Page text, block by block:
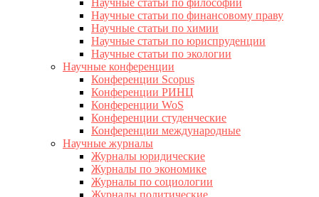
Научные статьи по философии
Научные статьи по финансовому праву
Научные статьи по химии
Научные статьи по юриспруденции
Научные статьи по экологии
Научные конференции
Конференции Scopus
Конференции РИНЦ
Конференции WoS
Конференции студенческие
Конференции международные
Научные журналы
Журналы юридические
Журналы по экономике
Журналы по социологии
Журналы политические